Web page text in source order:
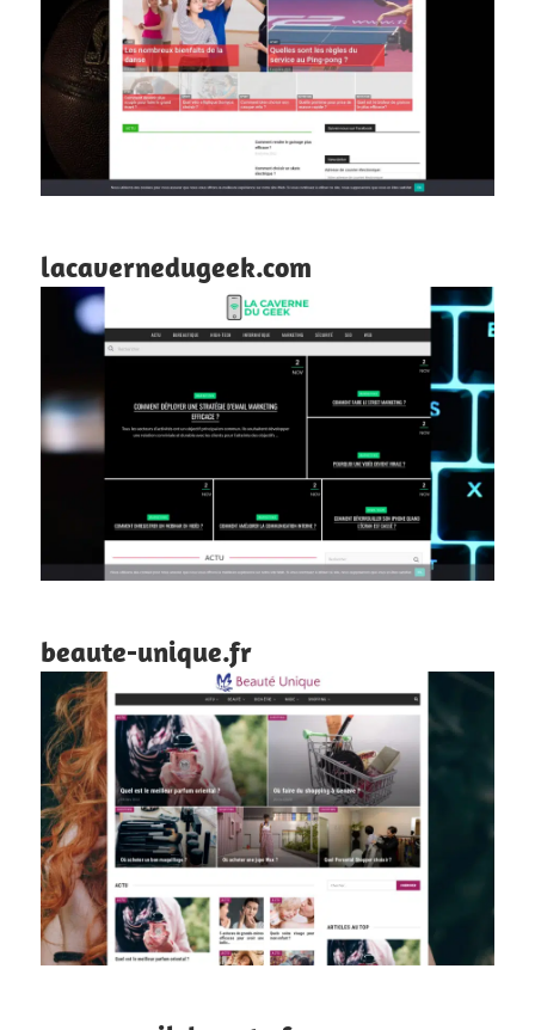
lacavernedugeek.com
beaute-unique.fr